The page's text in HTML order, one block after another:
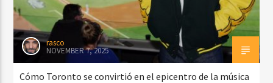
rasco
NOVEMBER 7, 2025
Cómo Toronto se convirtió en el epicentro de la música